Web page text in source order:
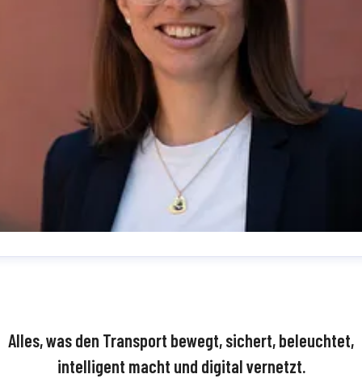
Alles, was den Transport bewegt, sichert, beleuchtet,
intelligent macht und digital vernetzt.